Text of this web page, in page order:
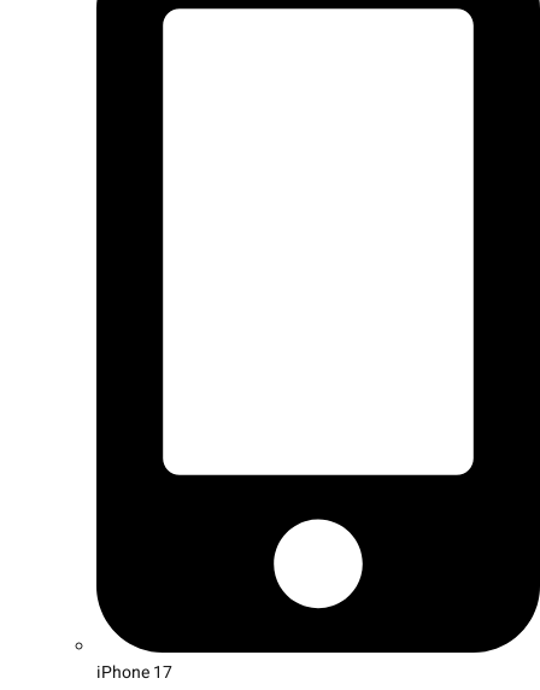
iPhone 17